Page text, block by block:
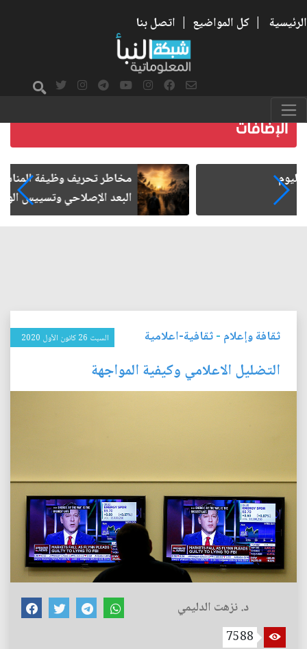
الرئيسية | كل المواضيع | اتصل بنا
مخاطر تحريف وظيفة المناسبات الدينية.. إفراغ
البعد الإصلاحي وتسييس الوعي
ثقافة وإعلام -ثقافية-اعلامية السبت 26 كانون الأول 2020
التضليل الاعلامي وكيفية المواجهة
د. نزهت الدليمي
7588